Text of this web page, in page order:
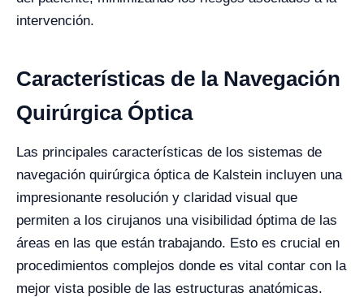
intervención.
Características de la Navegación
Quirúrgica Óptica
Las principales características de los sistemas de
navegación quirúrgica óptica de Kalstein incluyen una
impresionante resolución y claridad visual que
permiten a los cirujanos una visibilidad óptima de las
áreas en las que están trabajando. Esto es crucial en
procedimientos complejos donde es vital contar con la
mejor vista posible de las estructuras anatómicas.